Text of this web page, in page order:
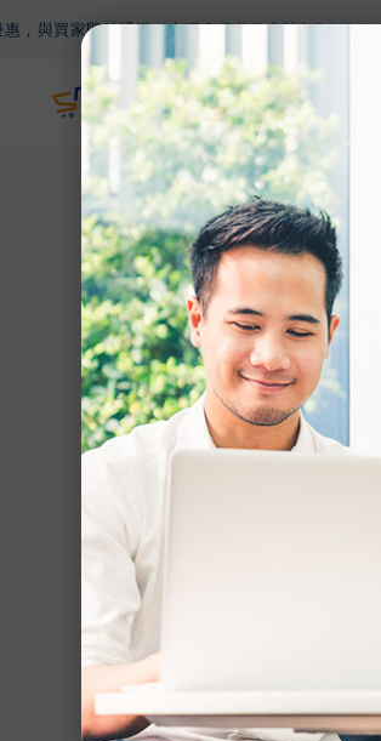
即時通訊。支援多種收款方法如Paypal，網上
網誌
【
【
（下）